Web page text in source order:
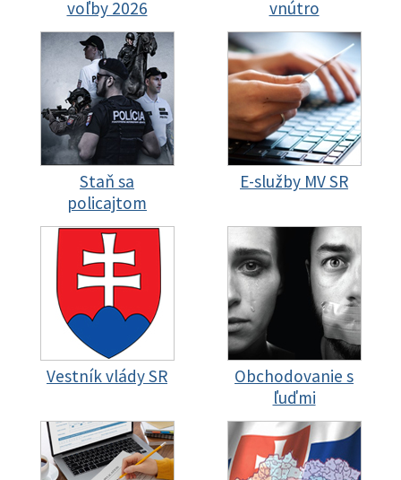
voľby 2026 vnútro
Staň sa
policajtom
E-služby MV SR
Vestník vlády SR
Obchodovanie s
ľuďmi